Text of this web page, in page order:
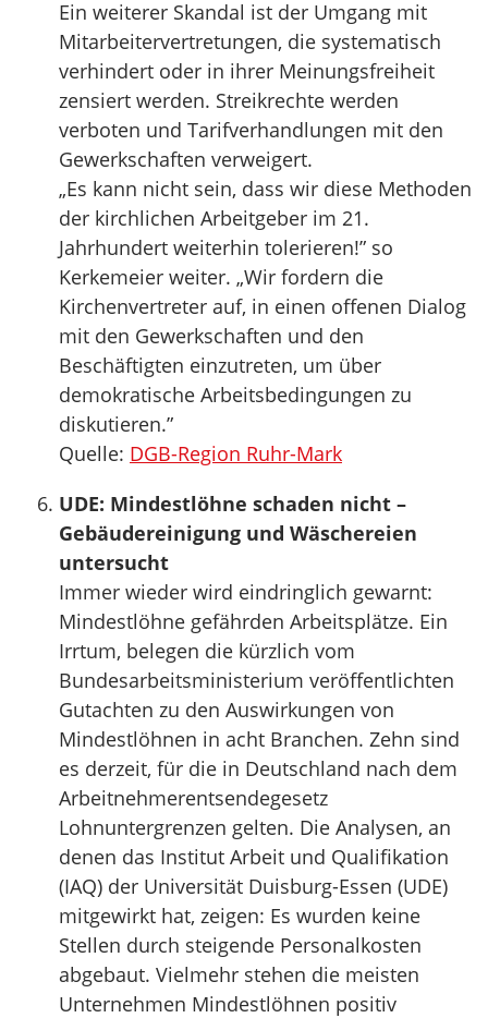
Ein weiterer Skandal ist der Umgang mit
Mitarbeitervertretungen, die systematisch
verhindert oder in ihrer Meinungsfreiheit
zensiert werden. Streikrechte werden
verboten und Tarifverhandlungen mit den
Gewerkschaften verweigert.
„Es kann nicht sein, dass wir diese Methoden
der kirchlichen Arbeitgeber im 21.
Jahrhundert weiterhin tolerieren!” so
Kerkemeier weiter. „Wir fordern die
Kirchenvertreter auf, in einen offenen Dialog
mit den Gewerkschaften und den
Beschäftigten einzutreten, um über
demokratische Arbeitsbedingungen zu
diskutieren.”
Quelle: DGB-Region Ruhr-Mark
UDE: Mindestlöhne schaden nicht –
Gebäudereinigung und Wäschereien
untersucht
Immer wieder wird eindringlich gewarnt:
Mindestlöhne gefährden Arbeitsplätze. Ein
Irrtum, belegen die kürzlich vom
Bundesarbeitsministerium veröffentlichten
Gutachten zu den Auswirkungen von
Mindestlöhnen in acht Branchen. Zehn sind
es derzeit, für die in Deutschland nach dem
Arbeitnehmerentsendegesetz
Lohnuntergrenzen gelten. Die Analysen, an
denen das Institut Arbeit und Qualifikation
(IAQ) der Universität Duisburg-Essen (UDE)
mitgewirkt hat, zeigen: Es wurden keine
Stellen durch steigende Personalkosten
abgebaut. Vielmehr stehen die meisten
Unternehmen Mindestlöhnen positiv